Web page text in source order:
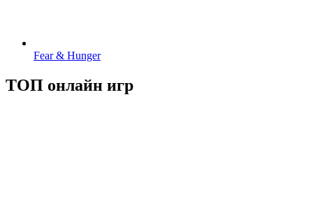
Fear & Hunger
ТОП онлайн игр